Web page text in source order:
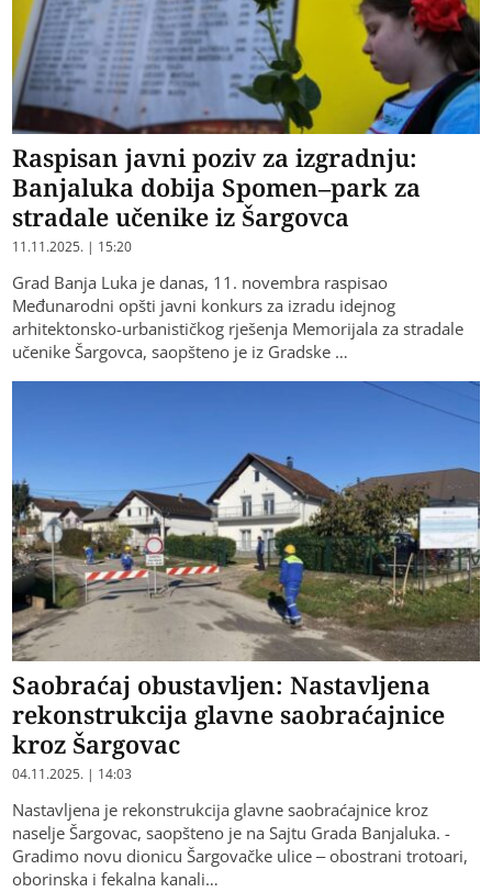
Raspisan javni poziv za izgradnju:
Banjaluka dobija Spomen–park za
stradale učenike iz Šargovca
11.11.2025. | 15:20
Grad Banja Luka je danas, 11. novembra raspisao
Međunarodni opšti javni konkurs za izradu idejnog
arhitektonsko-urbanističkog rješenja Memorijala za stradale
učenike Šargovca, saopšteno je iz Gradske …
Saobraćaj obustavljen: Nastavljena
rekonstrukcija glavne saobraćajnice
kroz Šargovac
04.11.2025. | 14:03
Nastavljena je rekonstrukcija glavne saobraćajnice kroz
naselje Šargovac, saopšteno je na Sajtu Grada Banjaluka. -
Gradimo novu dionicu Šargovačke ulice – obostrani trotoari,
oborinska i fekalna kanali…